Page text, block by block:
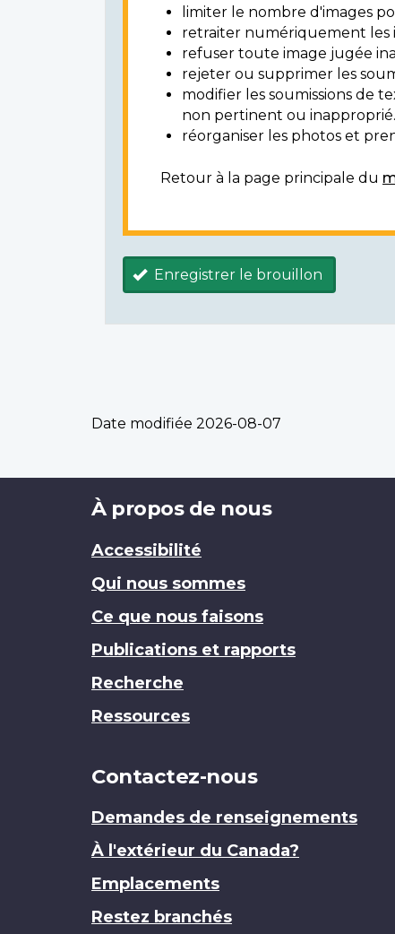
limiter le nombre d'images
retraiter numériquement les
refuser toute image jugée
rejeter ou supprimer les
modifier les soumissions de
non pertinent ou inapproprié.
réorganiser les photos et
Retour à la page principale du
Enregistrer le brouillon
Date modifiée 2026-08-07
Brand
À propos de nous
Accessibilité
Qui nous sommes
Ce que nous faisons
Publications et rapports
Recherche
Ressources
Contactez-nous
Demandes de renseignements
À l'extérieur du Canada?
Emplacements
Restez branchés